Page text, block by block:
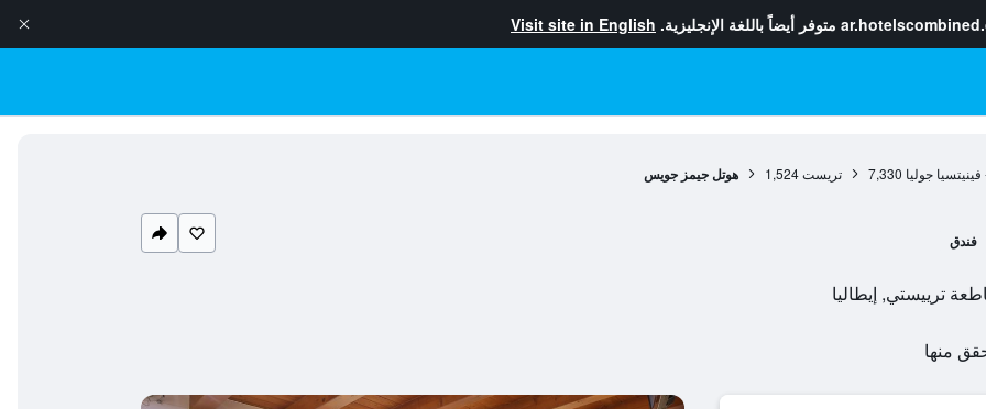
متوفر أيضاً باللغة الإنجليزية. Visit site in English
جوليا 7,330 تريست 1,524 هوتل جيمز جويس
فندق